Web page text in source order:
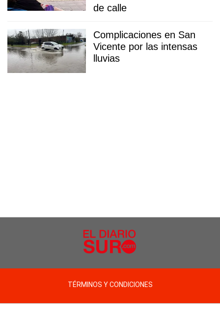
de calle
Complicaciones en San
Vicente por las intensas
lluvias
TÉRMINOS Y CONDICIONES